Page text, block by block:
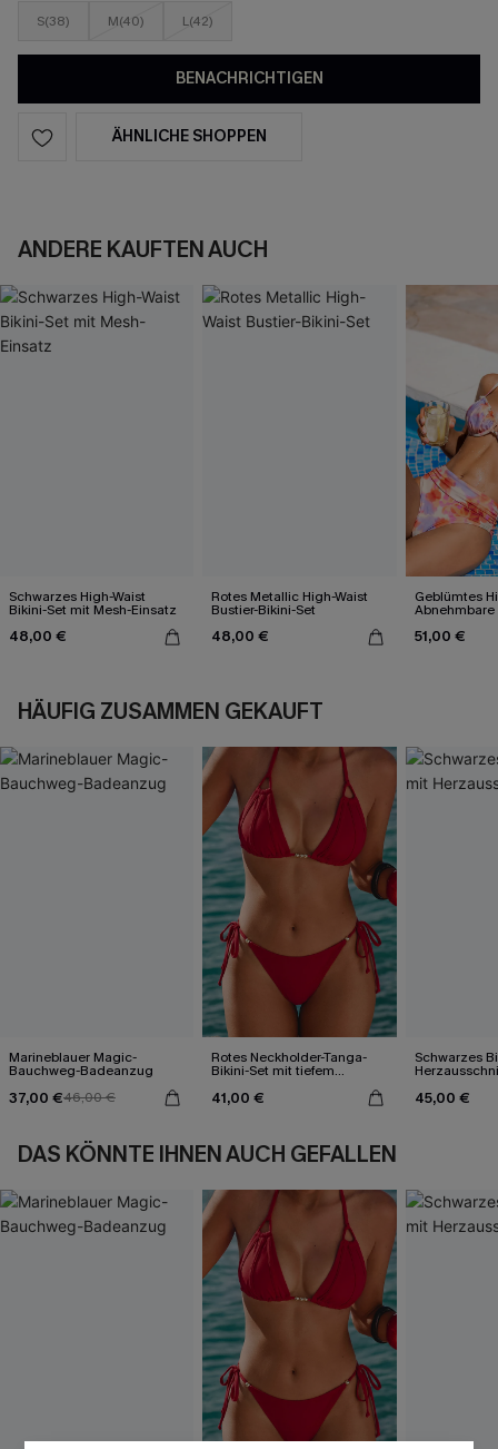
S(38) M(40) L(42)
BENACHRICHTIGEN
ÄHNLICHE SHOPPEN
ANDERE KAUFTEN AUCH
Schwarzes High-Waist
Bikini-Set mit Mesh-Einsatz
48,00 €
Rotes Metallic High-Waist
Bustier-Bikini-Set
48,00 €
Geblümtes
51,00 €
HÄUFIG ZUSAMMEN GEKAUFT
Marineblauer Magic-
Bauchweg-Badeanzug
37,00 €46,00 €
Rotes Neckholder-Tanga-
Bikini-Set mit tiefem
41,00 €
Schwarzes
45,00 €
DAS KÖNNTE IHNEN AUCH GEFALLEN